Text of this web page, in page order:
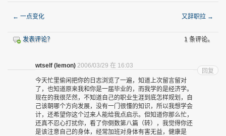
← 一点变化 又辞职拉 →
发表评论？ 1 条评论。
wtself (lemon) 2006/03/29 在 16:03
今天忙里偷闲把你的日志浏览了一遍，知道上次留言留对
了，也知道原来我和你是一届毕业的，而我学的是经济学。
现在的我很茫然，不知道自己的职业生涯到底怎样规划，自
己该朝哪个方向发展，没有一门很懂的知识，所以我想学会
计，还希望你这个过来人能给我点启示。但知道你那么忙，
还真不忍心打扰你，看了你倒数第八篇（转），我觉得你还
是该注意自己的身体，经常加班对身体有害无益，健康是
回复